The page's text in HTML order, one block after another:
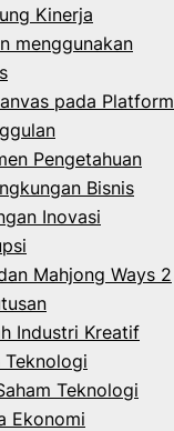
Kinerja
menggunakan
pada Platform
Pengetahuan
Bisnis
Inovasi
Mahjong Ways 2
Industri Kreatif
Teknologi
Teknologi
Ekonomi